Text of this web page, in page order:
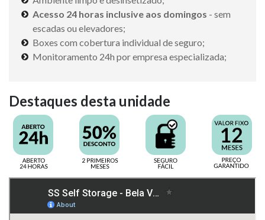
Acesso 24 horas inclusive aos domingos - sem
escadas ou elevadores;
Boxes com cobertura individual de seguro;
Monitoramento 24h por empresa especializada;
Destaques desta unidade